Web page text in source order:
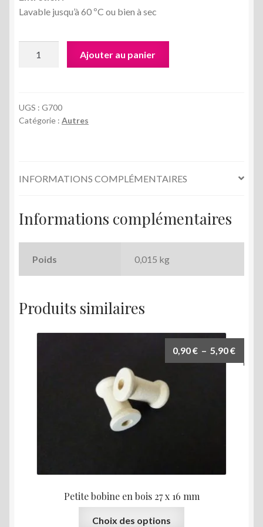
Lavable jusqu’à 60 ºC ou bien à sec
tissu
thermoccollant
-
90
Ajouter au panier
UGS : G700
Catégorie : Autres
INFORMATIONS COMPLÉMENTAIRES
Informations complémentaires
Poids 0,015 kg
Produits similaires
Petite bobine en bois 27 x 16 mm
0,90€ – 5,90€Plage
de
Choix des options